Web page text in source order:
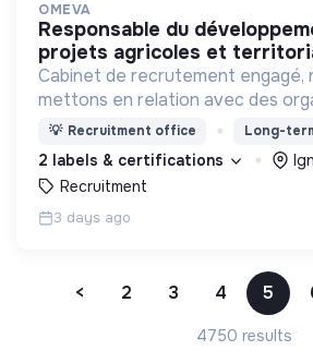
OMEVA
responsable du développement des
projets agricoles et
Cabinet de recrutement engagé,
mettons en relation avec des
soucieuses de leurs impacts,
ensemble pour un futur
💡 Recruitment office Long-
2 labels & certifications
Recruitment
3 days ago
< 2 3 4 5
4750 results